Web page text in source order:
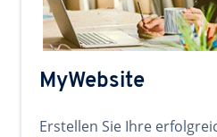
MyWebsite
Erstellen Sie Ihre